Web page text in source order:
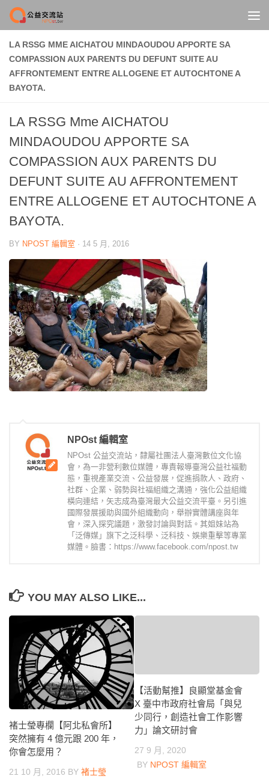
Skip to content
LA RSSG MME AICHATOU MINDAOUDOU APPORTE SA
COMPASSION AUX PARENTS DU DEFUNT SUITE AU
AFFRONTEMENT ENTRE ALLOGENE ET AUTOCHTONE A
BAYOTA.
LA RSSG Mme AICHATOU
MINDAOUDOU APPORTE SA
COMPASSION AUX PARENTS DU
DEFUNT SUITE AU AFFRONTEMENT
ENTRE ALLOGENE ET AUTOCHTONE A
BAYOTA.
BY NPOST 編輯室 · 14 5 月, 2016
NPOst 編輯室
NPOst 公益交流站，隸屬社團法人臺灣數位文化協
會，為一非營利數位媒體，專責報導臺灣公益社福動
態，重視產業交流、公益發展，促進捐款人、政府、
社群、企業、弱勢與社福組織之溝通，強化公益組織
橫向連結，矢志成為臺灣最大公益交流平臺。另引進
國際發展援助與國外組織動向，舉辦實體講座與年
會，深入探究議題，激發討論與對話。其姐妹站為
「泛傳媒」旗下之泛科學、泛科技、娛樂重擊等專業
媒體。臉書：https://www.facebook.com/npost.tw
YOU MAY ALSO LIKE...
褚士瑩專欄【阿北私會所】
突然擁有 4 億元跟 200 年，
你會怎麼用？
21 10 月, 2016 BY 褚士瑩
【活動幫推】良顯堂基金會
X 臺中市政府社會局「與兒
少同行，創造社會工作影響
力」論文研討會
27 9 月, 2020
BY NPOST 編輯室